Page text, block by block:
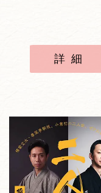
詳細